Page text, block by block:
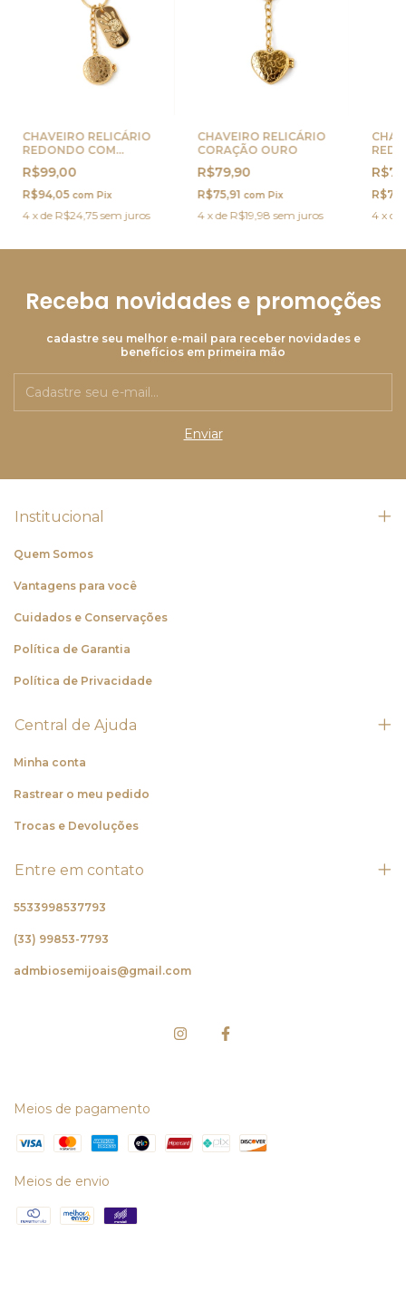
CHAVEIRO RELICÁRIO
REDONDO COM
PLAQUINHA OURO
R$99,00
R$94,05 com Pix
4 xde R$24,75 sem juros
CHAVEIRO RELICÁRIO
CORAÇÃO OURO
R$79,90
R$75,91 com Pix
4 xde R$19,98 sem juros
4 x de
Receba novidades e promoções
cadastre seu melhor e-mail para receber novidades e
benefícios em primeira mão
Institucional
Quem Somos
Vantagens para você
Cuidados e Conservações
Política de Garantia
Política de Privacidade
Central de Ajuda
Minha conta
Rastrear o meu pedido
Trocas e Devoluções
Entre em contato
5533998537793
(33) 99853-7793
admbiosemijoais@gmail.com
Meios de pagamento
Meios de envio